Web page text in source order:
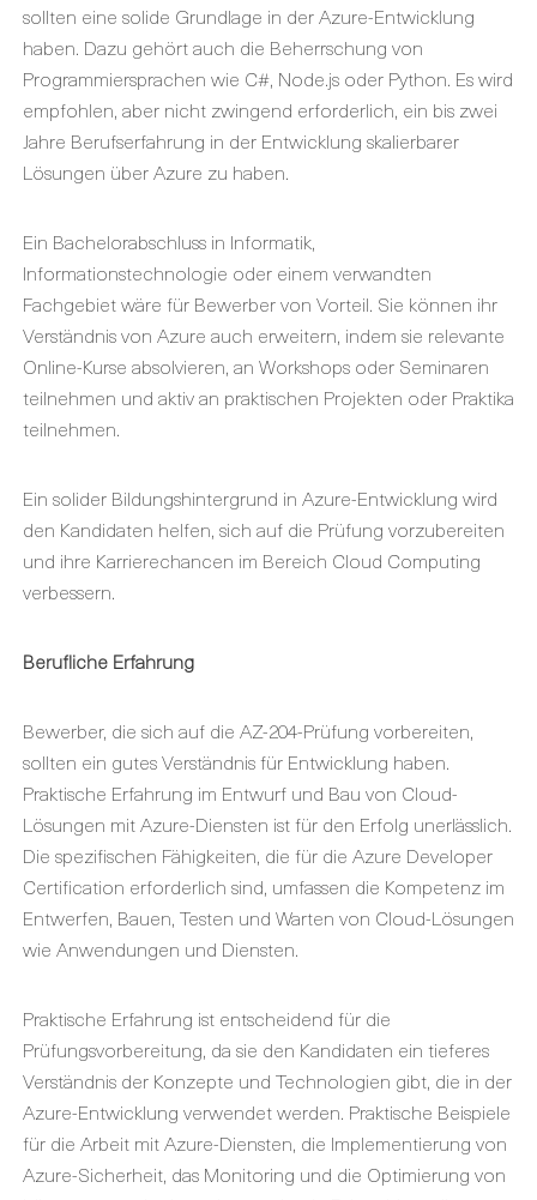
sollten eine solide Grundlage in der Azure-Entwicklung
haben. Dazu gehört auch die Beherrschung von
Programmiersprachen wie C#, Node.js oder Python. Es wird
empfohlen, aber nicht zwingend erforderlich, ein bis zwei
Jahre Berufserfahrung in der Entwicklung skalierbarer
Lösungen über Azure zu haben.
Ein Bachelorabschluss in Informatik,
Informationstechnologie oder einem verwandten
Fachgebiet wäre für Bewerber von Vorteil. Sie können ihr
Verständnis von Azure auch erweitern, indem sie relevante
Online-Kurse absolvieren, an Workshops oder Seminaren
teilnehmen und aktiv an praktischen Projekten oder Praktika
teilnehmen.
Ein solider Bildungshintergrund in Azure-Entwicklung wird
den Kandidaten helfen, sich auf die Prüfung vorzubereiten
und ihre Karrierechancen im Bereich Cloud Computing
verbessern.
Berufliche Erfahrung
Bewerber, die sich auf die AZ-204-Prüfung vorbereiten,
sollten ein gutes Verständnis für Entwicklung haben.
Praktische Erfahrung im Entwurf und Bau von Cloud-
Lösungen mit Azure-Diensten ist für den Erfolg unerlässlich.
Die spezifischen Fähigkeiten, die für die Azure Developer
Certification erforderlich sind, umfassen die Kompetenz im
Entwerfen, Bauen, Testen und Warten von Cloud-Lösungen
wie Anwendungen und Diensten.
Praktische Erfahrung ist entscheidend für die
Prüfungsvorbereitung, da sie den Kandidaten ein tieferes
Verständnis der Konzepte und Technologien gibt, die in der
Azure-Entwicklung verwendet werden. Praktische Beispiele
für die Arbeit mit Azure-Diensten, die Implementierung von
Azure-Sicherheit, das Monitoring und die Optimierung von